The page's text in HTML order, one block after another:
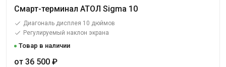
Смарт-терминал АТОЛ Sigma 10
Диагональ дисплея 10 дюймов
Регулируемый наклон экрана
Товар в наличии
от 36 500 ₽